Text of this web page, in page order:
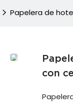
Papelera de
con